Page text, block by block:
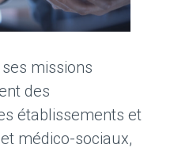
missions
des
établissements et
médico-sociaux,